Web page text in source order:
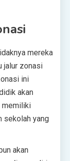
mereka
jalur zonasi
ini
akan
memiliki
sekolah yang
akan